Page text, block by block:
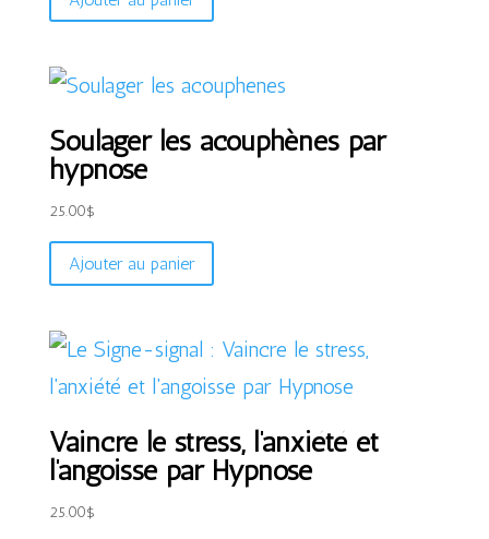
Soulager les acouphènes par
hypnose
25.00$
Ajouter au panier
Vaincre le stress, l’anxiété et
l’angoisse par Hypnose
25.00$